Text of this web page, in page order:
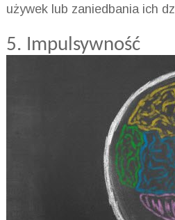
używek lub zaniedbania ich
5. Impulsywność